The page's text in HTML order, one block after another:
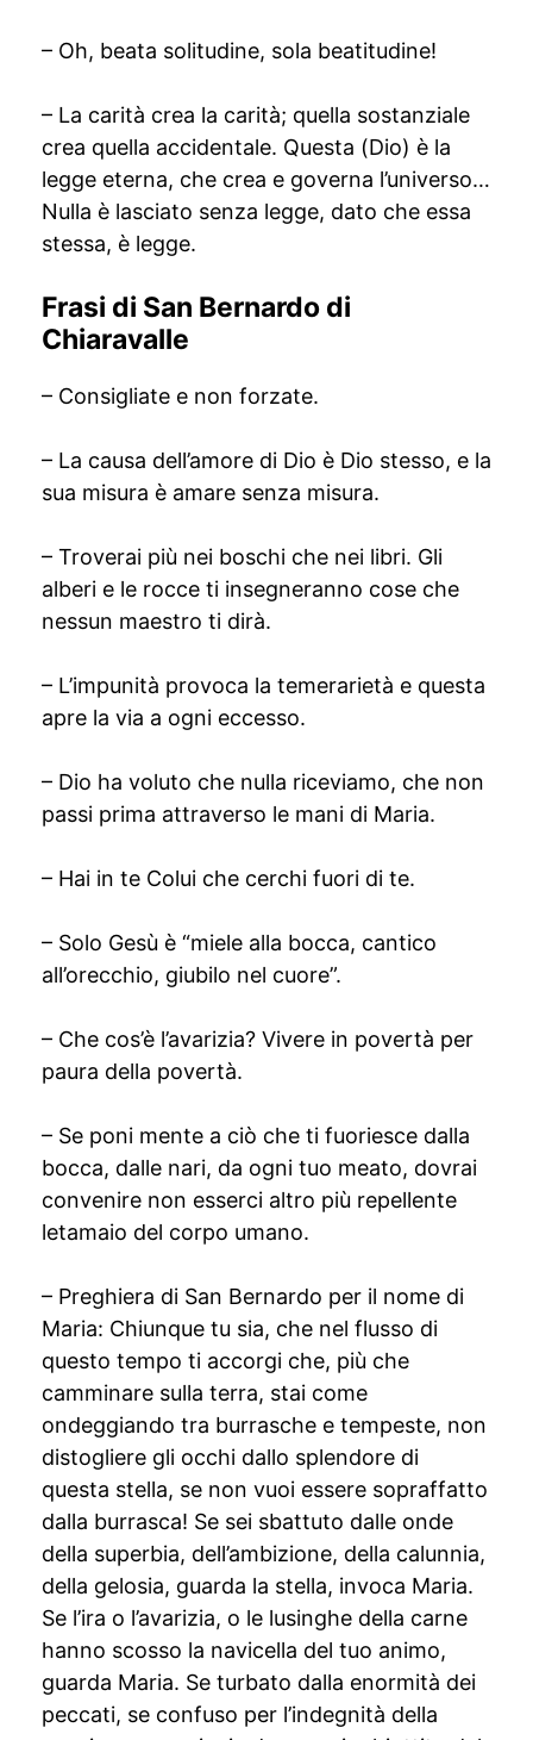
– Oh, beata solitudine, sola beatitudine!
– La carità crea la carità; quella sostanziale
crea quella accidentale. Questa (Dio) è la
legge eterna, che crea e governa l’universo…
Nulla è lasciato senza legge, dato che essa
stessa, è legge.
Frasi di San Bernardo di
Chiaravalle
– Consigliate e non forzate.
– La causa dell’amore di Dio è Dio stesso, e la
sua misura è amare senza misura.
– Troverai più nei boschi che nei libri. Gli
alberi e le rocce ti insegneranno cose che
nessun maestro ti dirà.
– L’impunità provoca la temerarietà e questa
apre la via a ogni eccesso.
– Dio ha voluto che nulla riceviamo, che non
passi prima attraverso le mani di Maria.
– Hai in te Colui che cerchi fuori di te.
– Solo Gesù è “miele alla bocca, cantico
all’orecchio, giubilo nel cuore”.
– Che cos’è l’avarizia? Vivere in povertà per
paura della povertà.
– Se poni mente a ciò che ti fuoriesce dalla
bocca, dalle nari, da ogni tuo meato, dovrai
convenire non esserci altro più repellente
letamaio del corpo umano.
– Preghiera di San Bernardo per il nome di
Maria: Chiunque tu sia, che nel flusso di
questo tempo ti accorgi che, più che
camminare sulla terra, stai come
ondeggiando tra burrasche e tempeste, non
distogliere gli occhi dallo splendore di
questa stella, se non vuoi essere sopraffatto
dalla burrasca! Se sei sbattuto dalle onde
della superbia, dell’ambizione, della calunnia,
della gelosia, guarda la stella, invoca Maria.
Se l’ira o l’avarizia, o le lusinghe della carne
hanno scosso la navicella del tuo animo,
guarda Maria. Se turbato dalla enormità dei
peccati, se confuso per l’indegnità della